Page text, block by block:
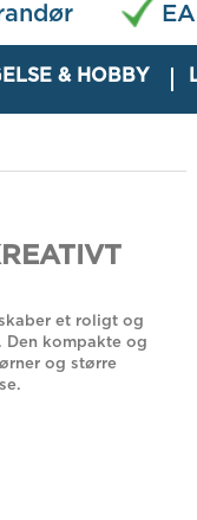
& HOBBY
et roligt og
Den kompakte og
og større